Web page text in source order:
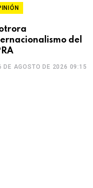
otrora
del
DE AGOSTO DE 2026 09:15